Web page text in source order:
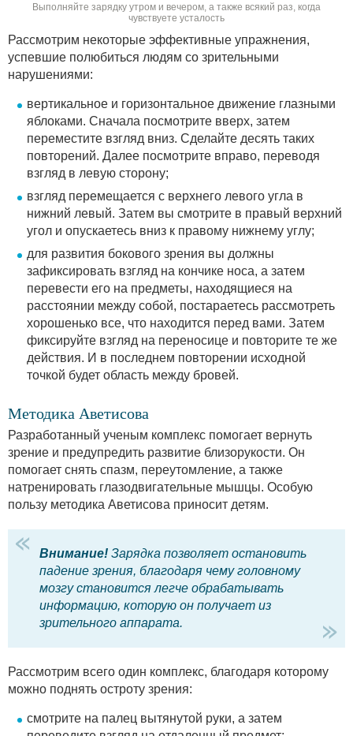
Выполняйте зарядку утром и вечером, а также всякий раз, когда
чувствуете усталость
Рассмотрим некоторые эффективные упражнения,
успевшие полюбиться людям со зрительными
нарушениями:
вертикальное и горизонтальное движение глазными
яблоками. Сначала посмотрите вверх, затем
переместите взгляд вниз. Сделайте десять таких
повторений. Далее посмотрите вправо, переводя
взгляд в левую сторону;
взгляд перемещается с верхнего левого угла в
нижний левый. Затем вы смотрите в правый верхний
угол и опускаетесь вниз к правому нижнему углу;
для развития бокового зрения вы должны
зафиксировать взгляд на кончике носа, а затем
перевести его на предметы, находящиеся на
расстоянии между собой, постараетесь рассмотреть
хорошенько все, что находится перед вами. Затем
фиксируйте взгляд на переносице и повторите те же
действия. И в последнем повторении исходной
точкой будет область между бровей.
Методика Аветисова
Разработанный ученым комплекс помогает вернуть
зрение и предупредить развитие близорукости. Он
помогает снять спазм, переутомление, а также
натренировать глазодвигательные мышцы. Особую
пользу методика Аветисова приносит детям.
Внимание! Зарядка позволяет остановить
падение зрения, благодаря чему головному
мозгу становится легче обрабатывать
информацию, которую он получает из
зрительного аппарата.
Рассмотрим всего один комплекс, благодаря которому
можно поднять остроту зрения:
смотрите на палец вытянутой руки, а затем